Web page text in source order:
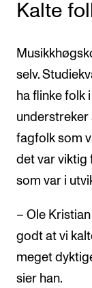
Kalte
selv.
ha flinke folk
understreker
fagfolk som
det var viktig
som var i
– Ole
godt at vi
meget
sier han.